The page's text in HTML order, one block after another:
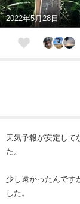
2022年5月28日
天気予報が安定して
た。
少し遠かったんです
した。